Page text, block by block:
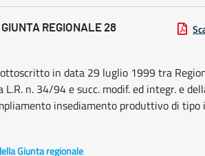
REGIONALE 28
in data 29 luglio 1999 tra
n. 34/94 e succ. modif. ed integr. e
insediamento produttivo di tipo
Giunta regionale